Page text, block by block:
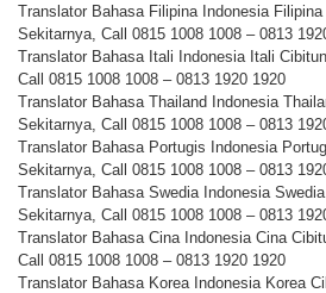
Translator Bahasa Filipina Indonesia
Sekitarnya, Call 0815 1008 1008 – 0813
Translator Bahasa Itali Indonesia Itali
Call 0815 1008 1008 – 0813 1920 1920
Translator Bahasa Thailand Indonesia
Sekitarnya, Call 0815 1008 1008 – 0813
Translator Bahasa Portugis Indonesia
Sekitarnya, Call 0815 1008 1008 – 0813
Translator Bahasa Swedia Indonesia
Sekitarnya, Call 0815 1008 1008 – 0813
Translator Bahasa Cina Indonesia Cina
Call 0815 1008 1008 – 0813 1920 1920
Translator Bahasa Korea Indonesia Korea